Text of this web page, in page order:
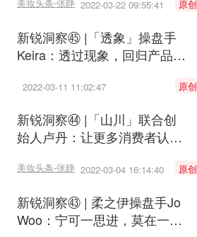
2022-03-22 09:55:41 原创
新锐洞察㊺ |「透象」操盘手
Keira：透过现象，回归产品本
2022-03-11 11:02:47 原创
新锐洞察㊹ |「山川」联合创
始人卢丹：让更多消费者认识
美妆头条-张静 2022-03-04 16:14:40 原创
新锐洞察㊸ | 柔之伊操盘手Jo
Woo：宁可一思进，莫在一思